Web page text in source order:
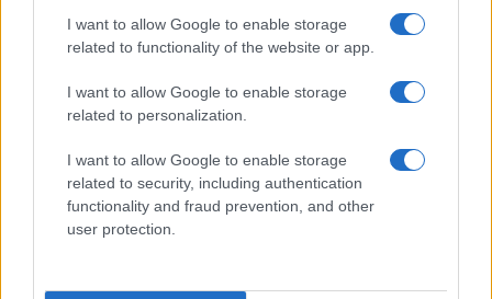
I want to allow Google to enable storage
related to functionality of the website or app.
I want to allow Google to enable storage
related to personalization.
I want to allow Google to enable storage
related to security, including authentication
functionality and fraud prevention, and other
user protection.
e performance
Marco Tessari · 8 Ago 2026
NEWS